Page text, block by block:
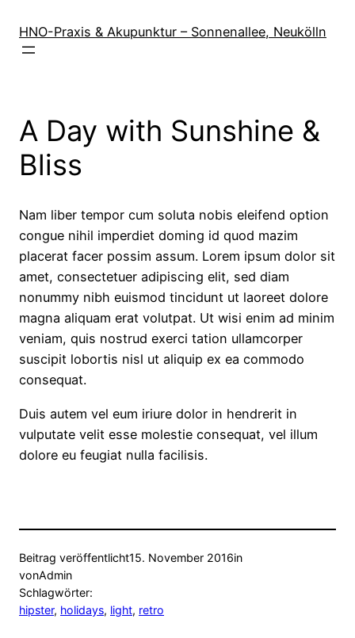
Inhalt
springen
HNO-Praxis & Akupunktur – Sonnenallee, Neukölln
A Day with Sunshine &
Bliss
Nam liber tempor cum soluta nobis eleifend option
congue nihil imperdiet doming id quod mazim
placerat facer possim assum. Lorem ipsum dolor sit
amet, consectetuer adipiscing elit, sed diam
nonummy nibh euismod tincidunt ut laoreet dolore
magna aliquam erat volutpat. Ut wisi enim ad minim
veniam, quis nostrud exerci tation ullamcorper
suscipit lobortis nisl ut aliquip ex ea commodo
consequat.
Duis autem vel eum iriure dolor in hendrerit in
vulputate velit esse molestie consequat, vel illum
dolore eu feugiat nulla facilisis.
Beitrag veröffentlicht15. November 2016in
vonAdmin
Schlagwörter:
hipster, holidays, light, retro